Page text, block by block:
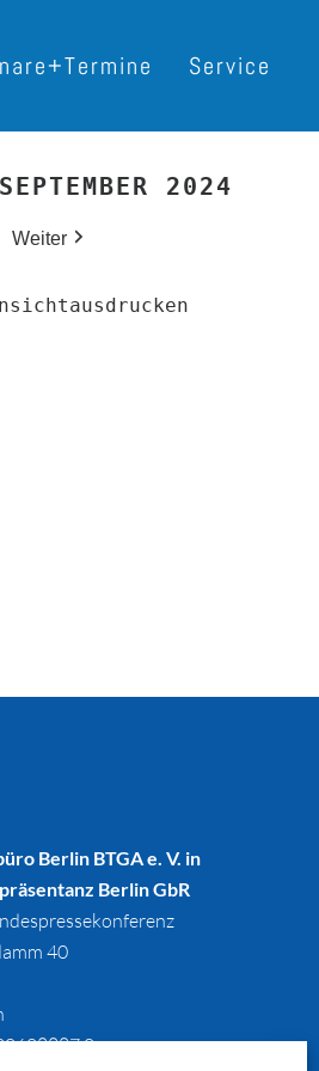
Service
2024
Weiter
ausdrucken
Berlin BTGA e. V. in
Berlin GbR
40
0